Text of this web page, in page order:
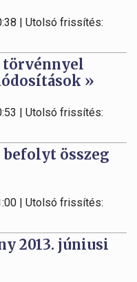
| Utolsó frissítés:
törvénnyel
»
| Utolsó frissítés:
befolyt összeg
| Utolsó frissítés:
2013. júniusi